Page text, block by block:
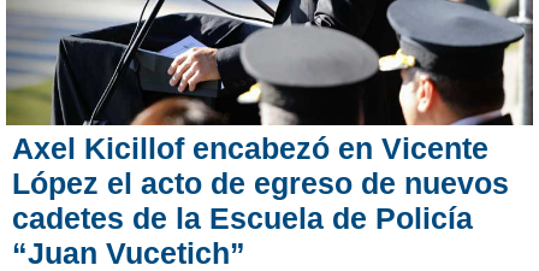
Axel Kicillof encabezó en Vicente
López el acto de egreso de nuevos
cadetes de la Escuela de Policía
“Juan Vucetich”